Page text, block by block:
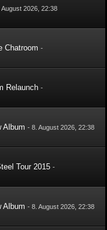
August 2026, 22:38
Chatroom -
Relaunch -
Album -8. August 2026, 22:38
Tour 2015 -
Album -8. August 2026, 22:38